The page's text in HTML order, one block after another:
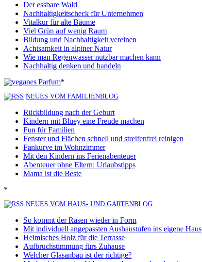
Der essbare Wald
Nachhaltigkeitscheck für Unternehmen
Vitalkur für alte Bäume
Viel Grün auf wenig Raum
Bildung und Nachhaltigkeit vereinen
Achtsamkeit in alpiner Natur
Wie man Regenwasser nutzbar machen kann
Nachhaltig denken und handeln
*
NEUES VOM FAMILIENBLOG
Rückbildung nach der Geburt
Kindern mit Bluey eine Freude machen
Fun für Familien
Fenster und Flächen schnell und streifenfrei reinigen
Fankurve im Wohnzimmer
Mit den Kindern ins Ferienabenteuer
Abenteuer ohne Eltern: Urlaubstipps
Mama ist die Beste
*
NEUES VOM HAUS- UND GARTENBLOG
So kommt der Rasen wieder in Form
Mit individuell angepassten Ausbaustufen ins eigene Haus
Heimisches Holz für die Terrasse
Aufbruchstimmung fürs Zuhause
Welcher Glasanbau ist der richtige?